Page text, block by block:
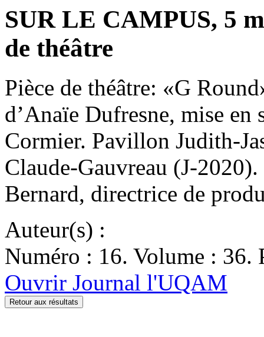
SUR LE CAMPUS, 5
de théâtre
Pièce de théâtre: «G
d’Anaïe Dufresne, mise en
Cormier. Pavillon Judith-
Claude-Gauvreau (J-
Bernard, directrice de
Auteur(s) :
Numéro : 16. Volume : 36.
Ouvrir Journal l'UQAM
Retour aux résultats